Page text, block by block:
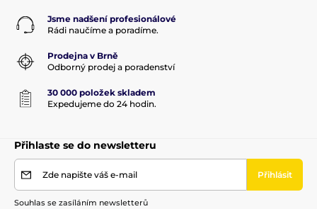
Jsme nadšení profesionálové
Rádi naučíme a poradíme.
Prodejna v Brně
Odborný prodej a poradenství
30 000 položek skladem
Expedujeme do 24 hodin.
Přihlaste se do newsletteru
Zde napište váš e-mail Přihlásit
Souhlas se zasíláním newsletterů